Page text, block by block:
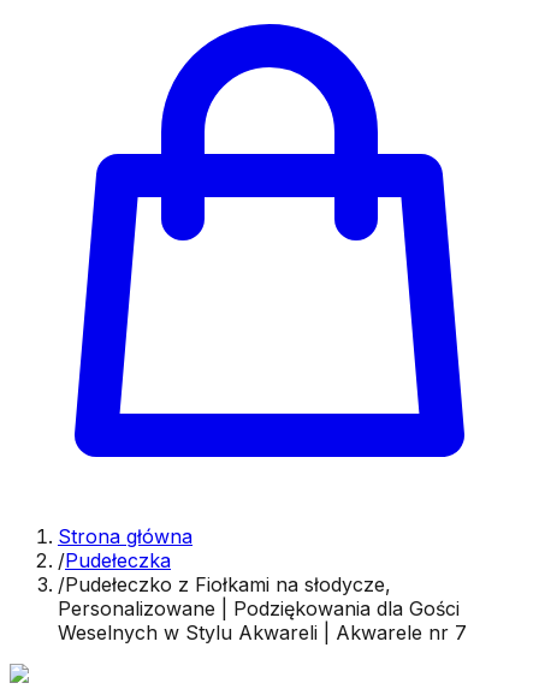
Strona główna
/Pudełeczka
/Pudełeczko z Fiołkami na słodycze,
Personalizowane | Podziękowania dla Gości
Weselnych w Stylu Akwareli | Akwarele nr 7